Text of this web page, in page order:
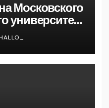
Московского
университета
от студента